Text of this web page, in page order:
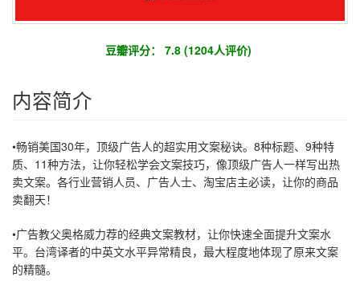
豆瓣评分： 7.8 (1204人评价)
内容简介
•畅销美国30年，顶级广告人的超实用文案秘诀。8种标题、9种特
质、11种方法，让你轻松学会文案技巧，像顶级广告人一样写出热
卖文案。各行业营销人员、广告人士、淘宝店主必读，让你的商品
卖翻天！
•广告教父奥格威力荐的经典文案教材，让你快速全面提升文案水
平。台湾译者的中英文水平异常精良，最大程度地体现了原来文案
的精髓。